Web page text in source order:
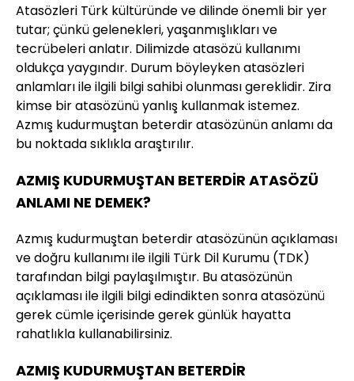
Atasözleri Türk kültüründe ve dilinde önemli bir yer
tutar; çünkü gelenekleri, yaşanmışlıkları ve
tecrübeleri anlatır. Dilimizde atasözü kullanımı
oldukça yaygındır. Durum böyleyken atasözleri
anlamları ile ilgili bilgi sahibi olunması gereklidir. Zira
kimse bir atasözünü yanlış kullanmak istemez.
Azmış kudurmuştan beterdir atasözünün anlamı da
bu noktada sıklıkla araştırılır.
AZMIŞ KUDURMUŞTAN BETERDİR ATASÖZÜ
ANLAMI NE DEMEK?
Azmış kudurmuştan beterdir atasözünün açıklaması
ve doğru kullanımı ile ilgili Türk Dil Kurumu (TDK)
tarafından bilgi paylaşılmıştır. Bu atasözünün
açıklaması ile ilgili bilgi edindikten sonra atasözünü
gerek cümle içerisinde gerek günlük hayatta
rahatlıkla kullanabilirsiniz.
AZMIŞ KUDURMUŞTAN BETERDİR